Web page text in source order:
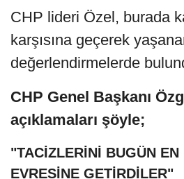
CHP lideri Özel, burada
karşısına geçerek
değerlendirmelerde
CHP Genel Başkanı
açıklamaları şöyle;
"TACİZLERİNİ BUGÜN EN
EVRESİNE GETİRDİLER"